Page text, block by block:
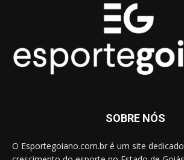
SOBRE NÓS
O Esportegoiano.com.br é um site